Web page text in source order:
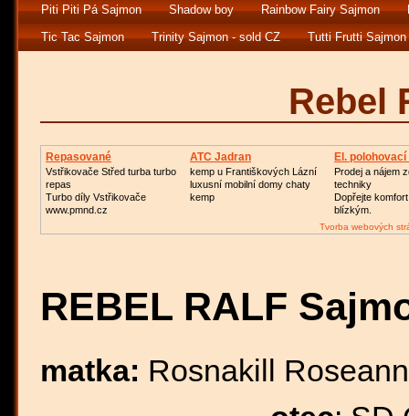
Piti Piti Pá Sajmon
Shadow boy Rainbow Fairy Sajmon
Tic Tac Sajmon
Trinity Sajmon - sold CZ Tutti Frutti Sajmon
Rebel
Repasované
Turbodmychadlo
Vstřikovače Střed turba turbo
repas
Turbo díly Vstřikovače
www.pmnd.cz
ATC Jadran
kemp u Františkových Lázní
luxusní mobilní domy chaty
kemp
El.
Prodej a nájem
techniky
Dopřejte
blízkým.
Tvorba webových
REBEL RALF
matka: Rosnakill